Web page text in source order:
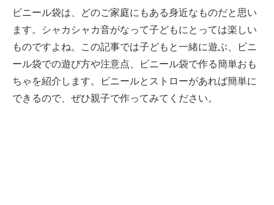
ビニール袋は、どのご家庭にもある身近なものだと思い
ます。シャカシャカ音がなって子どもにとっては楽しい
ものですよね。この記事では子どもと一緒に遊ぶ、ビニ
ール袋での遊び方や注意点、ビニール袋で作る簡単おも
ちゃを紹介します。ビニールとストローがあれば簡単に
できるので、ぜひ親子で作ってみてください。